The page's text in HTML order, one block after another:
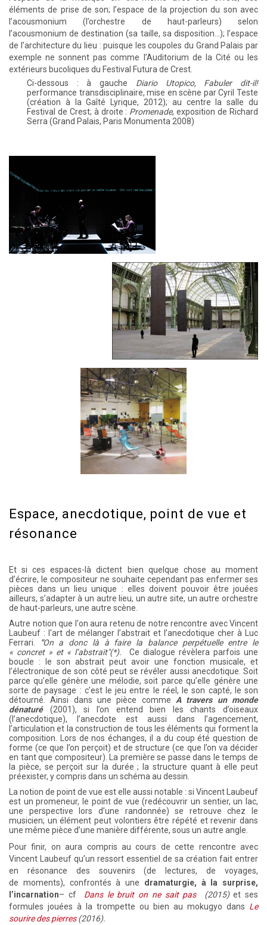
éléments de prise de son; l’espace de la projection du son avec
l’acousmonium (l’orchestre de haut-parleurs) selon
l’acousmonium de destination (sa taille, sa disposition…); l’espace
de l’architecture du lieu : puisque les coupoles du Grand Palais par
exemple ne sonnent pas comme l’Auditorium de la Cité ou les
extérieurs bucoliques du Festival Futura de Crest.
Ci-dessous : à gauche Diario Utopico, Fabuler dit-il!
performance transdisciplinaire, mise en scène par Cyril Teste
(création à la Gaîté Lyrique, 2012); au centre la salle du
Festival de Crest; à droite : Promenade, exposition de Richard
Serra (Grand Palais, Paris Monumenta 2008)
Espace, anecdotique, point de vue et
résonance
Et si ces espaces-là dictent bien quelque chose au moment
d’écrire, le compositeur ne souhaite cependant pas enfermer ses
pièces dans un lieu unique : elles doivent pouvoir être jouées
ailleurs, s’adapter à un autre lieu, un autre site, un autre orchestre
de haut-parleurs, une autre scène.
Autre notion que l'on aura retenu de notre rencontre avec Vincent
Laubeuf : l'art de mélanger l’abstrait et l’anecdotique cher à Luc
Ferrari.
"On a donc là à faire la balance perpétuelle entre le
« concret » et « l’abstrait"(*). Ce dialogue révèlera parfois une
boucle : le son abstrait peut avoir une fonction musicale, et
l’électronique de son côté peut se révéler aussi anecdotique. Soit
parce qu’elle génère une mélodie, soit parce qu’elle génère une
sorte de paysage : c’est le jeu entre le réel, le son capté, le son
détourné. Ainsi dans une pièce comme A travers un monde
dénaturé
(2001), si l’on entend bien les chants d’oiseaux
(l’anecdotique), l’anecdote est aussi dans l’agencement,
l’articulation et la construction de tous les éléments qui forment la
composition. Lors de nos échanges, il a du coup été question de
forme (ce que l’on perçoit) et de structure (ce que l’on va décider
en tant que compositeur). La première se passe dans le temps de
la pièce, se perçoit sur la durée ; la structure quant à elle peut
préexister, y compris dans un schéma au dessin.
La notion de point de vue est elle aussi notable : si Vincent Laubeuf
est un promeneur, le point de vue (redécouvrir un sentier, un lac,
une perspective lors d’une randonnée) se retrouve chez le
musicien; un élément peut volontiers être répété et revenir dans
une même pièce d’une manière différente, sous un autre angle.
Pour finir, on aura compris au cours de cette rencontre avec
Vincent Laubeuf qu’un ressort essentiel de sa création fait entrer
en résonance des souvenirs (de lectures, de voyages,
de moments), confrontés à une dramaturgie, à la surprise,
l’incarnation– cf Dans le bruit on ne sait pas (2015)et ses
formules jouées à la trompette ou bien au mokugyo dans Le
sourire des pierres(2016).